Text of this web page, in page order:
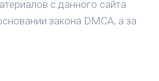
с данного сайта
закона DMCA, а за